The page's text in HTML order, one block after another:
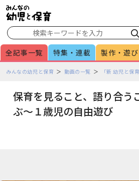
全記事一覧 特集・連載 製作・遊び
ペみんなの幼児と保育 動画の一覧 「新 幼児と保
保育を見ること、語り合う
ぶ～１歳児の自由遊び